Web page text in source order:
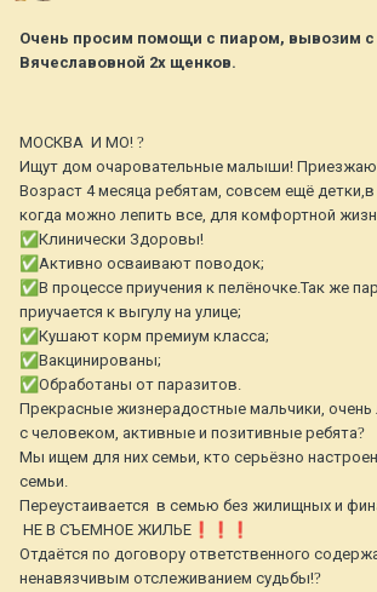
Очень просим помощи с пиаром, вывозим
Вячеславовной 2х щенков.
МОСКВА И МО! ?
Ищут дом очаровательные малыши!
Возраст 4 месяца ребятам, совсем ещё
когда можно лепить все, для комфортной
✅Клинически Здоровы!
✅Активно осваивают поводок;
✅В процессе приучения к пелёночке.Так же
приучается к выгулу на улице;
✅Кушают корм премиум класса;
✅Вакцинированы;
✅Обработаны от паразитов.
Прекрасные жизнерадостные мальчики,
с человеком, активные и позитивные ребята?
Мы ищем для них семьи, кто серьёзно
семьи.
Переустаивается в семью без жилищных и
НЕ В СЪЕМНОЕ ЖИЛЬЕ ❗ ❗
❗
Отдаётся по договору ответственного
ненавязчивым отслеживанием судьбы!?